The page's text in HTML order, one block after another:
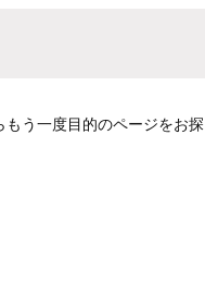
う一度目的のページをお探